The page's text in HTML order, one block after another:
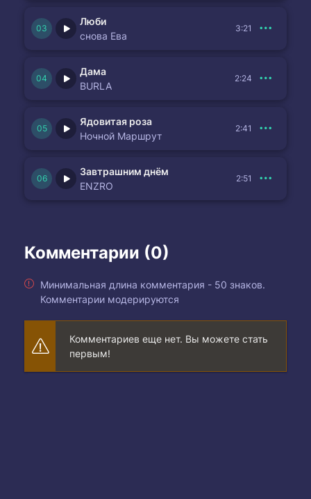
Люби
снова Ева
3:21
Дама
BURLA
2:24
Ядовитая роза
Ночной Маршрут
2:41
Завтрашним днём
ENZRO
2:51
Комментарии (0)
Минимальная длина комментария - 50 знаков.
Комментарии модерируются
Комментариев еще нет. Вы можете стать
первым!